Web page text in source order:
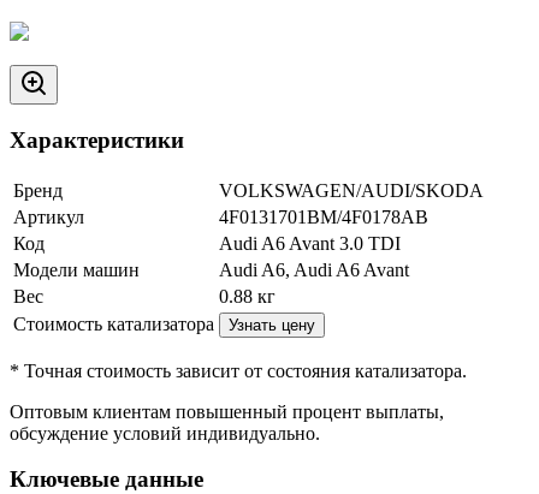
Характеристики
Бренд
VOLKSWAGEN/AUDI/SKODA
Артикул
4F0131701BM/4F0178AB
Код
Audi A6 Avant 3.0 TDI
Модели машин
Audi A6, Audi A6 Avant
Вес
0.88 кг
Стоимость катализатора
Узнать цену
* Точная стоимость зависит от состояния катализатора.
Оптовым клиентам повышенный процент выплаты,
обсуждение условий индивидуально.
Ключевые данные